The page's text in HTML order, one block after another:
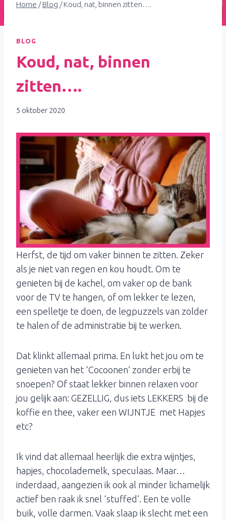
Home / Blog / Koud, nat, binnen zitten….
BLOG
Koud, nat, binnen
zitten….
5 oktober 2020
Herfst, de tijd om vaker binnen te zitten. Zeker
als je niet van regen en kou houdt. Om te
genieten bij de kachel, om vaker op de bank
voor de TV te hangen, of om lekker te lezen,
een spelletje te doen, de legpuzzels van zolder
te halen of de administratie bij te werken.
Dat klinkt allemaal prima. En lukt het jou om te
genieten van het ‘Cocoonen’ zonder erbij te
snoepen? Of staat lekker binnen relaxen voor
jou gelijk aan: GEZELLIG, dus iets LEKKERS bij de
koffie en thee, vaker een WIJNTJE met Hapjes
etc?
Ik vind dat allemaal heerlijk die extra wijntjes,
hapjes, chocolademelk, speculaas. Maar…
inderdaad, aangezien ik ook al minder lichamelijk
actief ben raak ik snel ‘stuffed’. Een te volle
buik, volle darmen. Vaak slaap ik slecht met een